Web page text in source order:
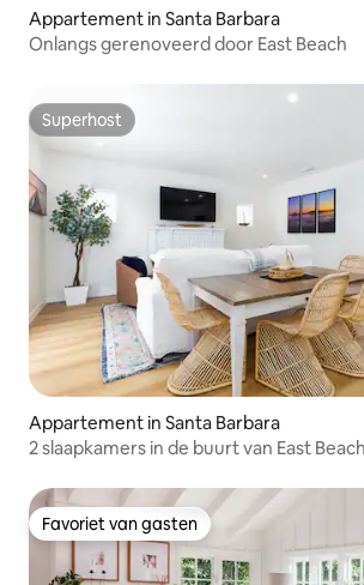
Appartement in Santa Barbara
Onlangs gerenoveerd door East Beach
Superhost
Superhost
Appartement in Santa Barbara
2 slaapkamers in de buurt van East Beach
Favoriet van gasten
Favoriet van gasten